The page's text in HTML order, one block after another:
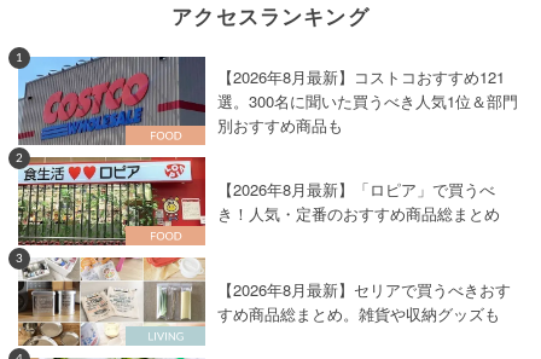
アクセスランキング
1
【2026年8月最新】コストコおすすめ121
選。300名に聞いた買うべき人気1位＆部門
別おすすめ商品も
2
【2026年8月最新】「ロピア」で買うべ
き！人気・定番のおすすめ商品総まとめ
3
【2026年8月最新】セリアで買うべきおす
すめ商品総まとめ。雑貨や収納グッズも